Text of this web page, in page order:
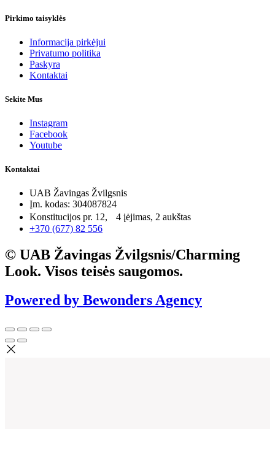
Pirkimo taisyklės
Informacija pirkėjui
Privatumo politika
Paskyra
Kontaktai
Sekite Mus
Instagram
Facebook
Youtube
Kontaktai
UAB Žavingas Žvilgsnis
Įm. kodas: 304087824
Konstitucijos pr. 12, 4 įėjimas, 2 aukštas
+370 (677) 82 556
© UAB Žavingas Žvilgsnis/Charming
Look. Visos teisės saugomos.
Powered by Bewonders Agency